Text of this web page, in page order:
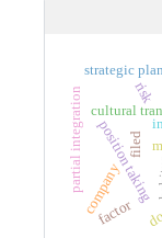
filed
cultural
position taking
partial integration risk
company
factor
strategic